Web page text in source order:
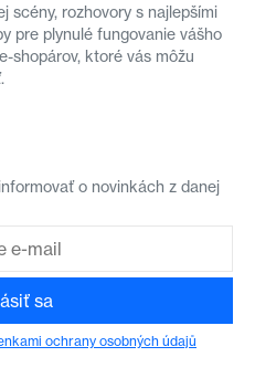
scény, rozhovory s najlepšími
pre plynulé fungovanie vášho
shopárov, ktoré vás môžu
o novinkách z danej
sa
ochrany osobných údajů